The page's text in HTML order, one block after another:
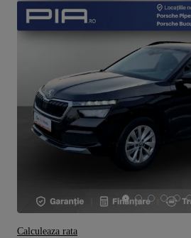
Calculeaza rata